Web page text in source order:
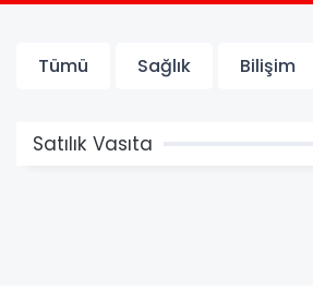
Tümü Sağlık Bilişim
Satılık Vasıta